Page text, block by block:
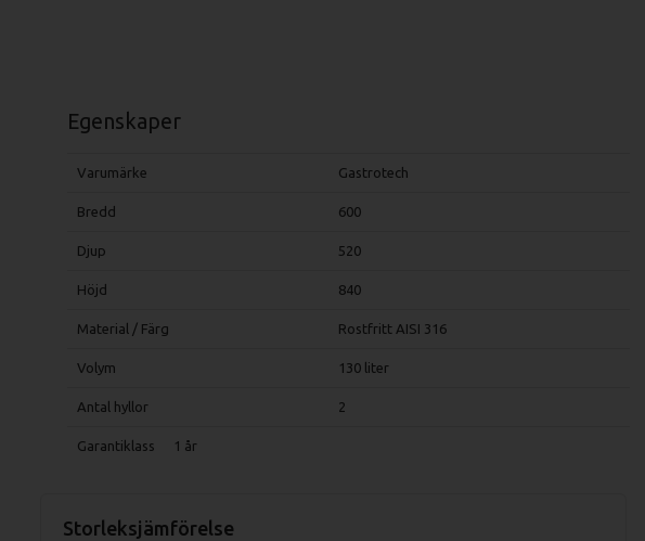
Egenskaper
Varumärke Gastrotech
Bredd 600
Djup 520
Höjd 840
Material / Färg Rostfritt AISI 316
Volym 130 liter
Antal hyllor 2
Garantiklass 1 år
Storleksjämförelse